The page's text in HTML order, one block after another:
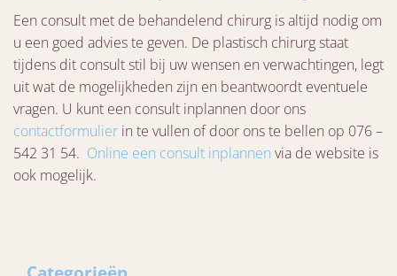
Een consult met de behandelend chirurg is altijd nodig om
u een goed advies te geven. De plastisch chirurg staat
tijdens dit consult stil bij uw wensen en verwachtingen, legt
uit wat de mogelijkheden zijn en beantwoordt eventuele
vragen. U kunt een consult inplannen door ons
contactformulier in te vullen of door ons te bellen op 076 –
542 31 54. Online een consult inplannen via de website is
ook mogelijk.